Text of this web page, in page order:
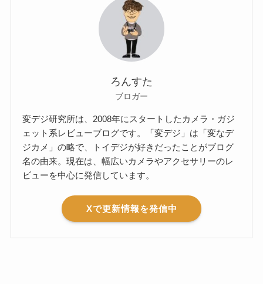
ろんすた
ブロガー
変デジ研究所は、2008年にスタートしたカメラ・ガジ
ェット系レビューブログです。「変デジ」は「変なデ
ジカメ」の略で、トイデジが好きだったことがブログ
名の由来。現在は、幅広いカメラやアクセサリーのレ
ビューを中心に発信しています。
Xで更新情報を発信中